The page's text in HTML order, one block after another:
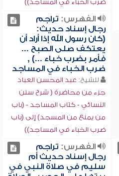
ضرب الخباء في المساجد))
الفهرس: تراجم
رجال إسناد حديث:
(كان رسول الله إذا أراد أن
يعتكف صلى الصبح ...
فأمر بضرب خباء ...) ,
ضرب الخباء في المساجد
للشيخ: عبد المحسن العباد
جزء من محاضرة ( شرح سنن
النسائي - كتاب المساجد - (باب
من يمنع من المسجد) إلى (باب
ضرب الخباء في المساجد))
الفهرس: تراجم
رجال إسناد حديث أم
سليم في صلاة النبي في